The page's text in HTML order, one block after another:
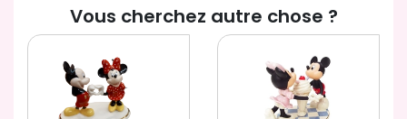
Vous cherchez autre chose ?